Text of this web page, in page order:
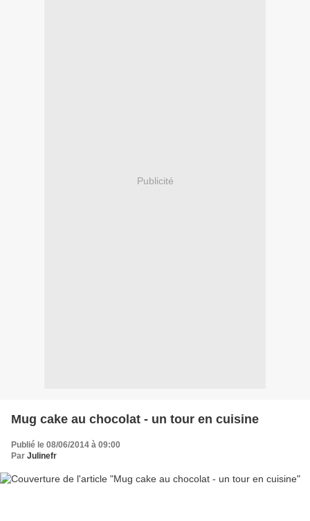
Publicité
Mug cake au chocolat - un tour en cuisine
Publié le 08/06/2014 à 09:00
Par Julinefr